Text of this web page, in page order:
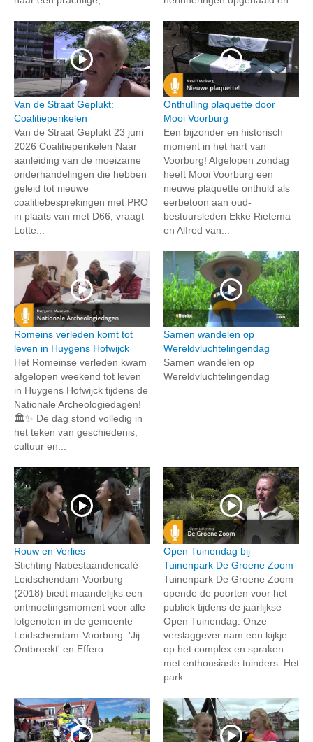
Van de Straat Geplukt:
Coalitieperikelen
Van de Straat Geplukt 23 juni
2026 Coalitieperikelen Naar
aanleiding van de moeizame
onderhandelingen die hebben
geleid tot nieuwe
coalitiebesprekingen met PRO
in plaats van met D66, vraagt
Lotte...
Onthulling plaquette door
Mooi Voorburg
Een bijzonder en historisch
moment in het hart van
Voorburg! Afgelopen zondag
heeft Mooi Voorburg een
nieuwe plaquette onthuld als
eerbetoon aan oud-
bestuursleden Ekke Rietema
en Alfred van...
Romeins verleden komt tot
leven in Huygens Hofwijck
Het Romeinse verleden kwam
afgelopen weekend tot leven
in Huygens Hofwijck tijdens de
Nationale Archeologiedagen!
🏛️✨ De dag stond volledig in
het teken van geschiedenis,
cultuur en...
Samen wandelen op
Wereldvluchtelingendag
Samen wandelen op
Wereldvluchtelingendag
Rouw en Verlies
Stichting Nabestaandencafé
Leidschendam-Voorburg
(2018) biedt maandelijks een
ontmoetingsmoment voor alle
lotgenoten in de gemeente
Leidschendam-Voorburg. 'Jij
Ontbreekt' en Effero...
Open Tuinendag bij
Tuinenpark De Groene Zoom
Tuinenpark De Groene Zoom
opende de poorten voor het
publiek tijdens de jaarlijkse
Open Tuinendag. Onze
verslaggever nam een kijkje
op het complex en spraken
met enthousiaste tuinders. Het
park...